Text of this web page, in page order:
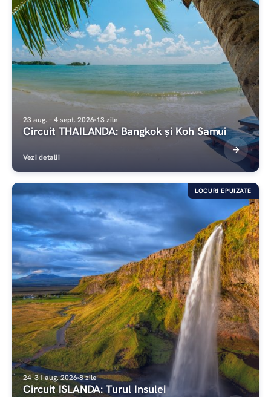
23 aug. – 4 sept. 2026 13 zile
Circuit THAILANDA: Bangkok și Koh Samui
Vezi detalii
24–31 aug. 20268 zile
Circuit ISLANDA: Turul Insulei
LOCURI EPUIZATE